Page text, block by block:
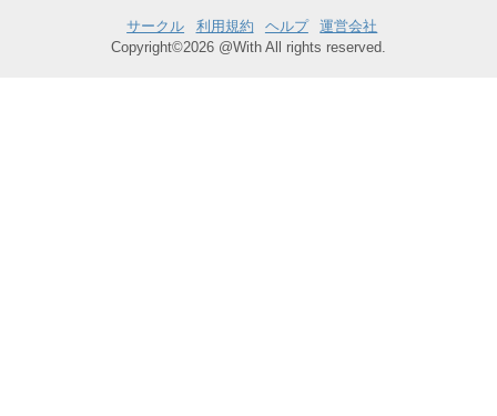
サークル 利用規約 ヘルプ
運営会社
Copyright©2026 @With All rights reserved.